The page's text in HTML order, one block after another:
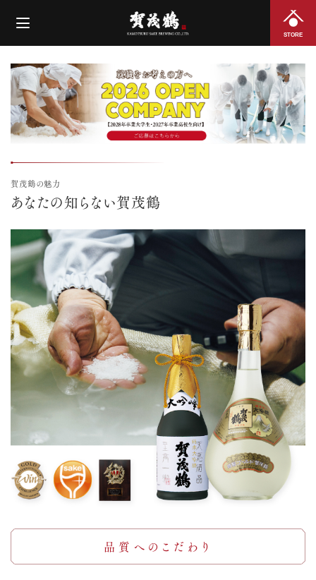
STORE
賀茂鶴の魅力
あなたの知らない賀茂鶴
品質へのこだわり